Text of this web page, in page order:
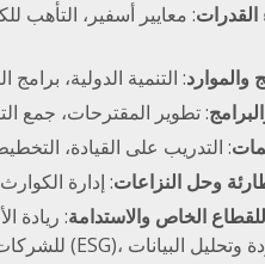
القدرات: معايير أسفير، التأهب
والموارد
وحل النزاعات
الخاص والاستدامة: ريادة